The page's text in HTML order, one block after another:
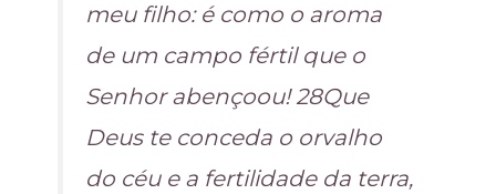
meu filho: é como o aroma
de um campo fértil que o
Senhor abençoou! 28Que
Deus te conceda o orvalho
do céu e a fertilidade da terra,